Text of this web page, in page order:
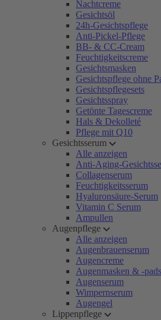
Nachtcreme
Gesichtsöl
24h-Gesichtspflege
Anti-Pickel-Pflege
BB- & CC-Cream
Feuchtigkeitscreme
Gesichtsmasken
Gesichtspflege ohne
Gesichtspflegesets
Gesichtsspray
Getönte Tagescreme
Hals & Dekolleté
Pflege mit Q10
Gesichtsserum
Alle anzeigen
Anti-Aging-
Collagenserum
Feuchtigkeitsserum
Hyaluronsäure-Serum
Vitamin C Serum
Ampullen
Augenpflege
Alle anzeigen
Augenbrauenserum
Augencreme
Augenmasken & -pads
Augenserum
Wimpernserum
Augengel
Lippenpflege